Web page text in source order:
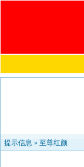
提示信息 » 至尊红颜